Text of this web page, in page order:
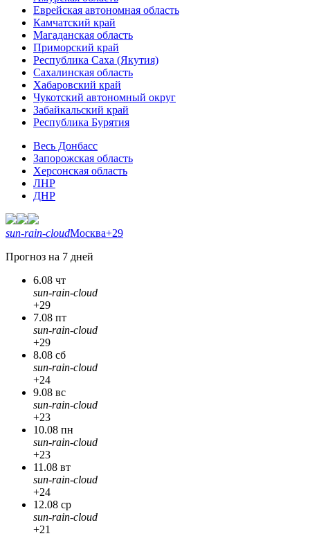
Еврейская автономная область
Камчатский край
Магаданская область
Приморский край
Республика Саха (Якутия)
Сахалинская область
Хабаровский край
Чукотский автономный округ
Забайкальский край
Республика Бурятия
Весь Донбасс
Запорожская область
Херсонская область
ЛНР
ДНР
sun-rain-cloudМосква+29
Прогноз на 7 дней
6.08 чт
sun-rain-cloud
+29
7.08 пт
sun-rain-cloud
+29
8.08 сб
sun-rain-cloud
+24
9.08 вс
sun-rain-cloud
+23
10.08 пн
sun-rain-cloud
+23
11.08 вт
sun-rain-cloud
+24
12.08 ср
sun-rain-cloud
+21